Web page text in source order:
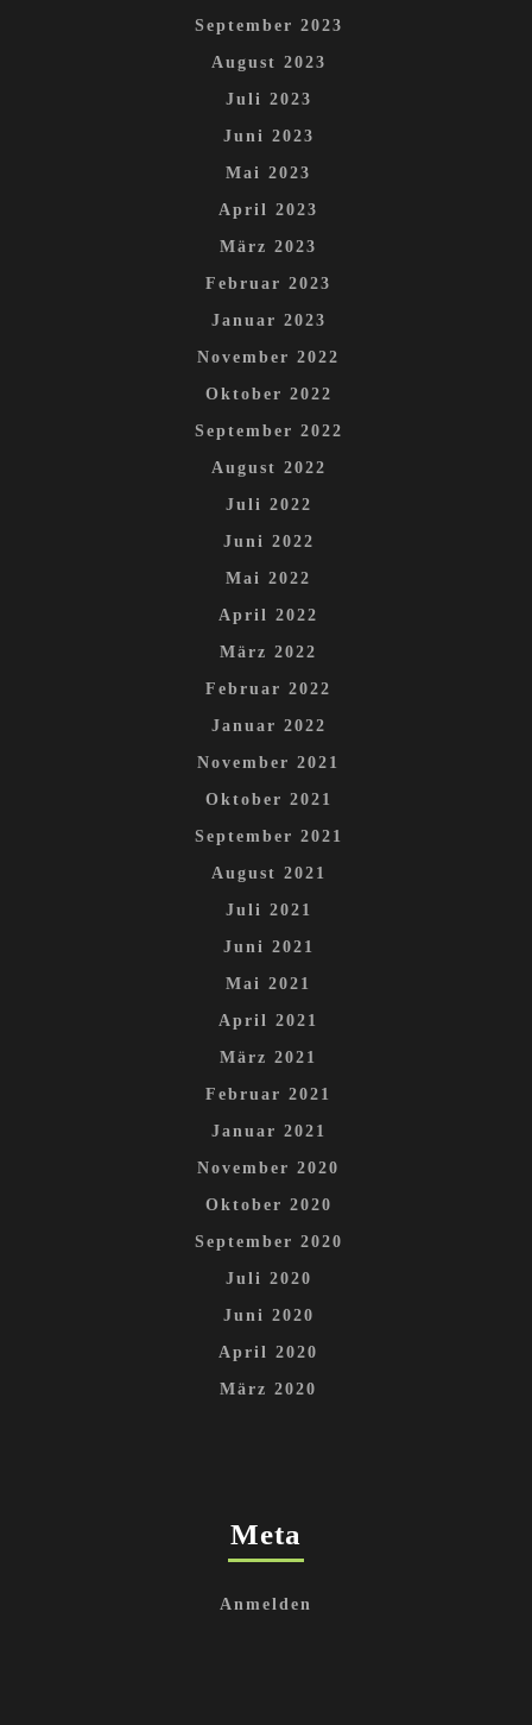
September 2023
August 2023
Juli 2023
Juni 2023
Mai 2023
April 2023
März 2023
Februar 2023
Januar 2023
November 2022
Oktober 2022
September 2022
August 2022
Juli 2022
Juni 2022
Mai 2022
April 2022
März 2022
Februar 2022
Januar 2022
November 2021
Oktober 2021
September 2021
August 2021
Juli 2021
Juni 2021
Mai 2021
April 2021
März 2021
Februar 2021
Januar 2021
November 2020
Oktober 2020
September 2020
Juli 2020
Juni 2020
April 2020
März 2020
Meta
Anmelden